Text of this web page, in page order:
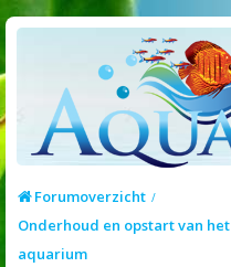
Forumoverzicht
Onderhoud en opstart van het
aquarium